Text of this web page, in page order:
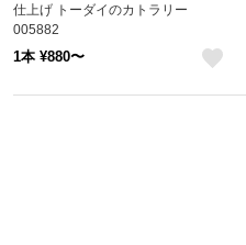
仕上げ トーダイのカトラリー
005882
1本 ¥880〜